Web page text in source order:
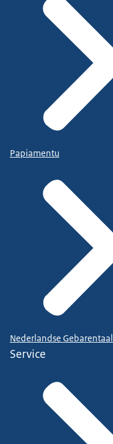
Papiamentu
Nederlandse Gebarentaal
Service